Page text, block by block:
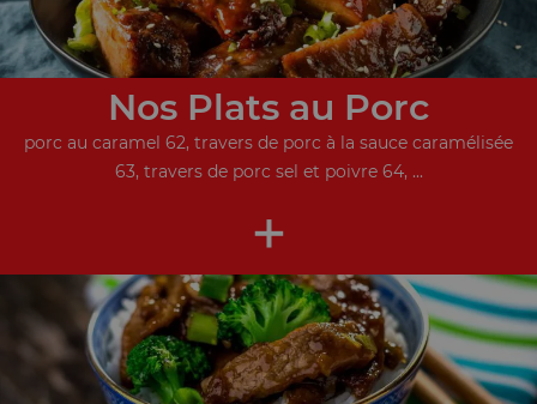
Nos Plats au Porc
porc au caramel 62, travers de porc à la sauce caramélisée
63, travers de porc sel et poivre 64, ...
+